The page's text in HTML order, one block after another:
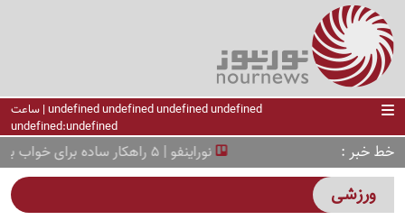
undefined undefined undefined undefined | ساعت
undefined:undefined
خط خبر نوراینفو | 5 راهکار ساده برای خواب بهتر در تابستان
ورزشی